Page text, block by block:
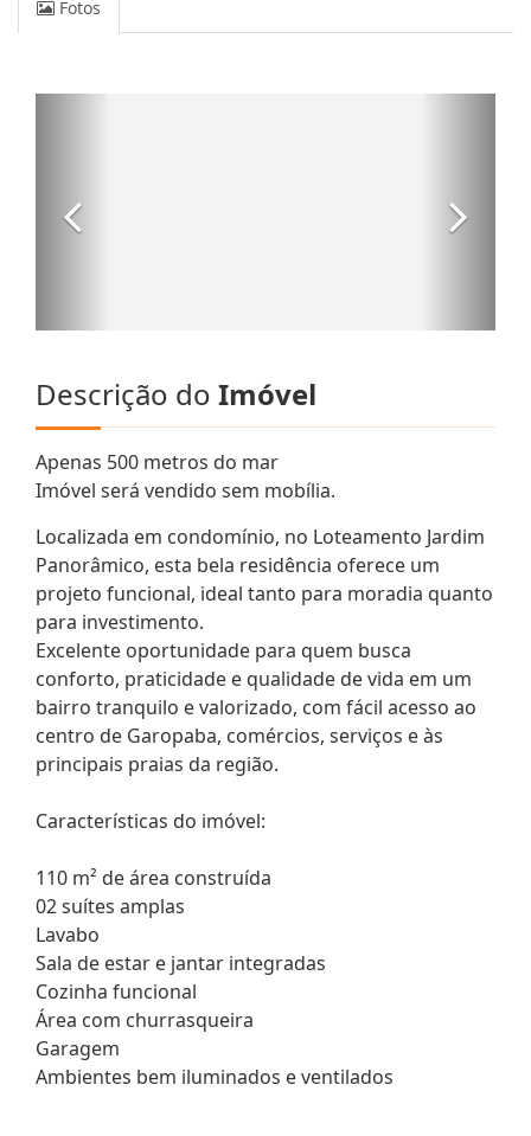
Fotos
Descrição do Imóvel
Apenas 500 metros do mar
Imóvel será vendido sem mobília.
Localizada em condomínio, no Loteamento Jardim
Panorâmico, esta bela residência oferece um
projeto funcional, ideal tanto para moradia quanto
para investimento.
Excelente oportunidade para quem busca
conforto, praticidade e qualidade de vida em um
bairro tranquilo e valorizado, com fácil acesso ao
centro de Garopaba, comércios, serviços e às
principais praias da região.
Características do imóvel:
110 m² de área construída
02 suítes amplas
Lavabo
Sala de estar e jantar integradas
Cozinha funcional
Área com churrasqueira
Garagem
Ambientes bem iluminados e ventilados